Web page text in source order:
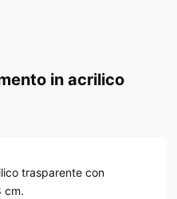
in acrilico
trasparente con
cm.